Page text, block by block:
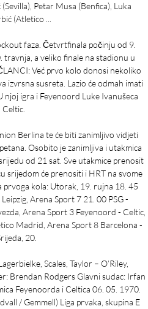
Petar Musa (Benfica), Luka
(Atletico ...
faza. Četvrtfinala počinju od 9.
a veliko finale na stadionu u
Već prvo kolo donosi nekoliko
izvrsna susreta. Lazio će odmah imati
igra i Feyenoord Luke Ivanušeca
Berlina te će biti zanimljivo vidjeti
Osobito je zanimljiva i utakmica
od 21 sat. Sve utakmice prenosit
srijedom će prenositi i HRT na svome
kola: Utorak, 19. rujna 18. 45
Arena Sport 7 21. 00 PSG -
Arena Sport 3 Feyenoord - Celtic,
Madrid, Arena Sport 8 Barcelona -
20.
Scales, Taylor – O’Riley,
Brendan Rodgers Glavni sudac: Irfan
Feyenoorda i Celtica 06. 05. 1970.
/ Gemmell) Liga prvaka, skupina E